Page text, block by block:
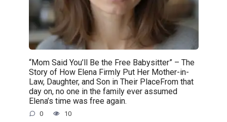
“Mom Said You’ll Be the Free Babysitter” – The
Story of How Elena Firmly Put Her Mother-in-
Law, Daughter, and Son in Their PlaceFrom that
day on, no one in the family ever assumed
Elena’s time was free again.
0 10